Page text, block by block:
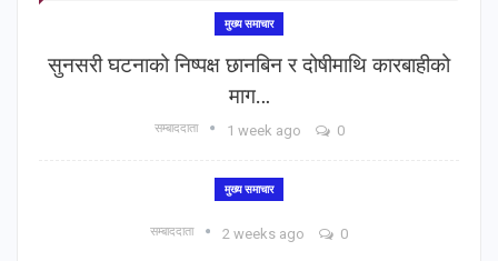
मुख्य समाचार
सुनसरी घटनाको निष्पक्ष छानबिन र दोषीमाथि कारबाहीको
माग…
सम्बाददाता 1 week ago 0
मुख्य समाचार
सम्बाददाता 2 weeks ago 0